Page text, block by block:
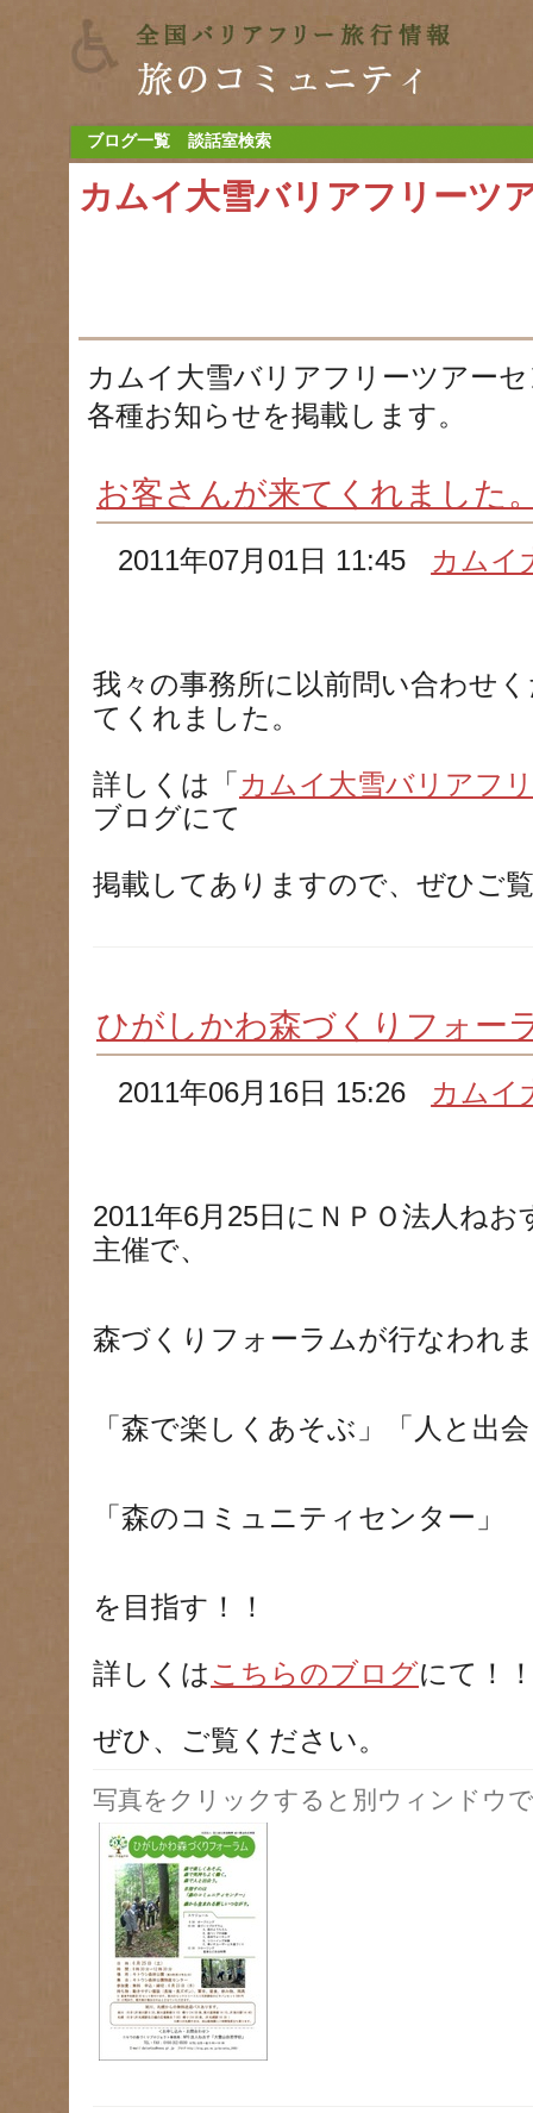
ブログ一覧 談話室検索
カムイ大雪バリアフリーツ
カムイ大雪バリアフリーツアー
各種お知らせを掲載します。
お客さんが来てくれました
2011年07月01日 11:45 カムイ
我々の事務所に以前問い合わせ
てくれました。
詳しくは「 カムイ大雪バリアフ
ブログにて
掲載してありますので、ぜひご
ひがしかわ森づくりフォー
2011年06月16日 15:26 カムイ
2011年6月25日にＮＰＯ法人ね
主催で、
森づくりフォーラムが行なわれ
「森で楽しくあそぶ」「人と出
「森のコミュニティセンター」
を目指す！！
詳しくは こちらのブログにて！
ぜひ、ご覧ください。
写真をクリックすると別ウィンドウ